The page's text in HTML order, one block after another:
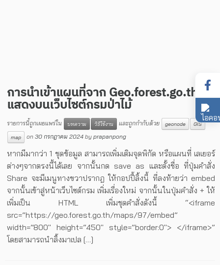
การนำเข้าแผนที่จาก Geo.forest.go.th ให้
แสดงบนเว็บไซต์กรมป่าไม้
รายการนี้ถูกเผยแพร่ใน บทความ วิธีใช้งาน และถูกกำกับด้วย geonode
GIS
map
on30 กรกฎาคม 2024 byprapanpong
หากมีมากว่า 1 ชุดข้อมูล สามารถเพิ่มเติมจุดพิกัด หรือแผนที่ เลเยอร์
ต่างๆจากตรงนี้ได้เลย จากนั้นกด save as และตั้งชื่อ ที่ปุ่มคำสั่ง
Share จะมีเมนูทางขวาปรากฎ ให้กอปปี้ลิ้งนี้ ที่ลงท้ายว่า embed
จากนั้นเข้าสู่หน้าเว็บไซต์กรม เพิ่มเรื่องใหม่ จากนั้นในปุ่มคำสั่ง + ให้
เพิ่มเป็น HTML เพิ่มชุดคำสั่งดังนี้ “<iframe
src=”https://geo.forest.go.th/maps/97/embed”
width=”800″ height=”450″ style=”border:0″> </iframe>”
โดยสามารถนำลิ้งมาเปล […]